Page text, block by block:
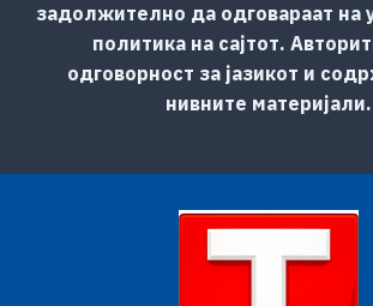
задолжително да одговараат на
политика на сајтот.
одговорност за јазикот и
нивните материјали.